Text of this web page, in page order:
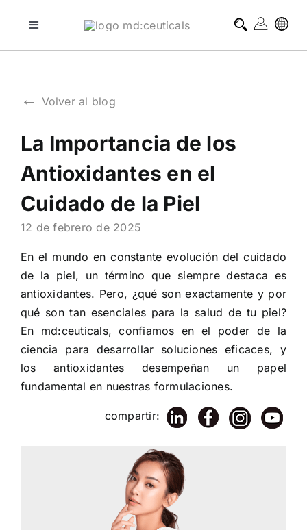
Toggle
tratamientos domiciliarios
blog
sobre md:ceuticals
← Volver al blog
La Importancia de los
Antioxidantes en el
Cuidado de la Piel
12 de febrero de 2025
En el mundo en constante evolución del cuidado
de la piel, un término que siempre destaca es
antioxidantes. Pero, ¿qué son exactamente y por
qué son tan esenciales para la salud de tu piel?
En md:ceuticals, confiamos en el poder de la
ciencia para desarrollar soluciones eficaces, y
los antioxidantes desempeñan un papel
fundamental en nuestras formulaciones.
compartir: